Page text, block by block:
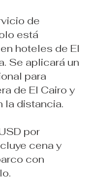
de
está
hoteles de El
Se aplicará un
para
de El Cairo y
la distancia.
por
cena y
con